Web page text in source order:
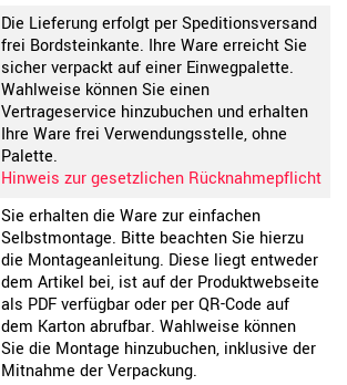
Die Lieferung erfolgt per Speditionsversand
frei Bordsteinkante. Ihre Ware erreicht Sie
sicher verpackt auf einer Einwegpalette.
Wahlweise können Sie einen
Vertrageservice hinzubuchen und erhalten
Ihre Ware frei Verwendungsstelle, ohne
Palette.
Hinweis zur gesetzlichen Rücknahmepflicht
Sie erhalten die Ware zur einfachen
Selbstmontage. Bitte beachten Sie hierzu
die Montageanleitung. Diese liegt entweder
dem Artikel bei, ist auf der Produktwebseite
als PDF verfügbar oder per QR-Code auf
dem Karton abrufbar. Wahlweise können
Sie die Montage hinzubuchen, inklusive der
Mitnahme der Verpackung.